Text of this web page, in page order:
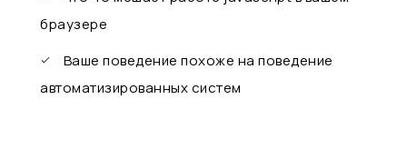
браузере
Ваше поведение похоже на поведение
автоматизированных систем